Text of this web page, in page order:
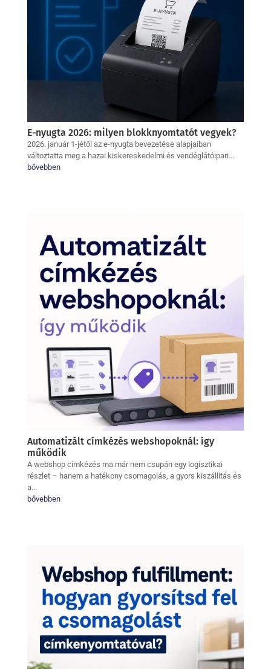
E-nyugta 2026: milyen blokknyomtatót vegyek?
2026. január 1-jétől az e-nyugta bevezetése alapjaiban
változtatta meg a hazai kiskereskedelmi és vendéglátóipari...
bővebben
Automatizált címkézés webshopoknál: így
működik
A webshop címkézés ma már nem csupán egy logisztikai
részlet – hanem a hatékony csomagolás, a gyors kiszállítás és
a...
bővebben